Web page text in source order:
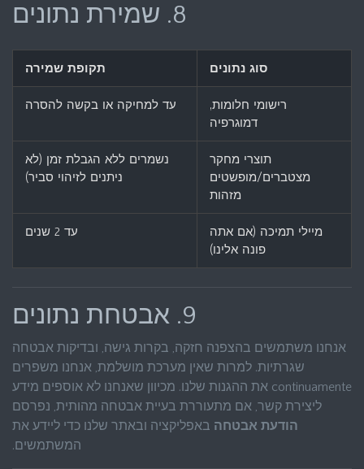
8. שמירת נתונים
סוג נתונים תקופת שמירה
רישומי חלומות,
דמוגרפיה
עד למחיקה או בקשה להסרה
תוצרי מחקר
מצטברים/מופשטים
מזהות
נשמרים ללא הגבלת זמן (לא
ניתנים לזיהוי סביר)
מיילי תמיכה (אם אתה
פונה אלינו)
עד 2 שנים
9. אבטחת נתונים
אנחנו משתמשים בהצפנה חזקה, בקרות גישה, ובדיקות אבטחה
שגרתיות. למרות שאין מערכת מושלמת, אנחנו משפרים
continuamente את ההגנות שלנו. מכיוון שאנחנו לא אוספים מידע
ליצירת קשר, אם מתעוררת בעיית אבטחה מהותית, נפרסם
הודעת אבטחה באפליקציה ובאתר שלנו כדי ליידע את
המשתמשים.